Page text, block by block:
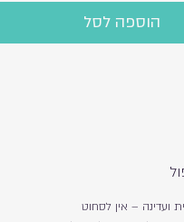
הוספה לסל
ועדינה – אין לסחוט